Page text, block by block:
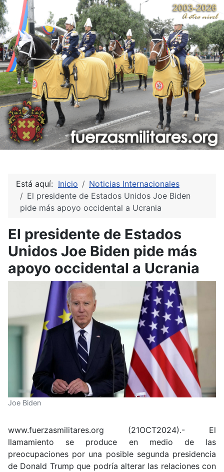
Está aquí: Inicio
Noticias Internacionales
El presidente de Estados Unidos Joe Biden
pide más apoyo occidental a Ucrania
El presidente de Estados
Unidos Joe Biden pide más
apoyo occidental a Ucrania
Joe Biden
www.fuerzasmilitares.org (21OCT2024).- El
llamamiento se produce en medio de las
preocupaciones por una posible segunda presidencia
de Donald Trump que podría alterar las relaciones con